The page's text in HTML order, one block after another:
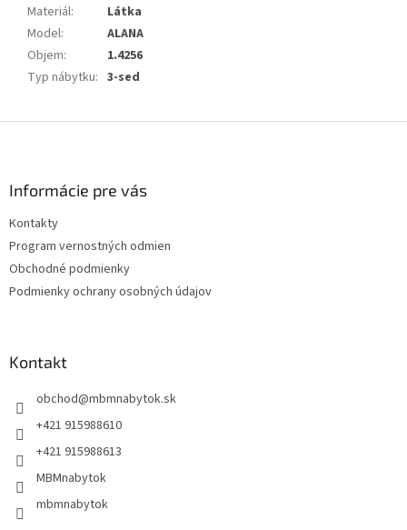
Materiál:
Látka
Model:
ALANA
Objem:
1.4256
Typ nábytku: 3-sed
Informácie pre vás
Kontakty
Program vernostných odmien
Obchodné podmienky
Podmienky ochrany osobných údajov
Kontakt
obchod@mbmnabytok.sk
+421 915988610
+421 915988613
MBMnabytok
mbmnabytok